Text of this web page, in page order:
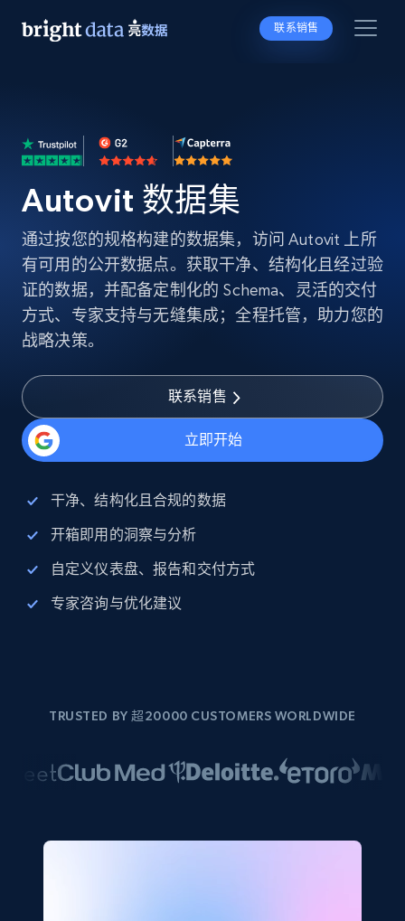
联系销售
Autovit 数据集
通过按您的规格构建的数据集，访问 Autovit 上所
有可用的公开数据点。获取干净、结构化且经过验
证的数据，并配备定制化的 Schema、灵活的交付
方式、专家支持与无缝集成；全程托管，助力您的
战略决策。
联系销售
立即开始
干净、结构化且合规的数据
开箱即用的洞察与分析
自定义仪表盘、报告和交付方式
专家咨询与优化建议
TRUSTED BY 超20000 CUSTOMERS WORLDWIDE